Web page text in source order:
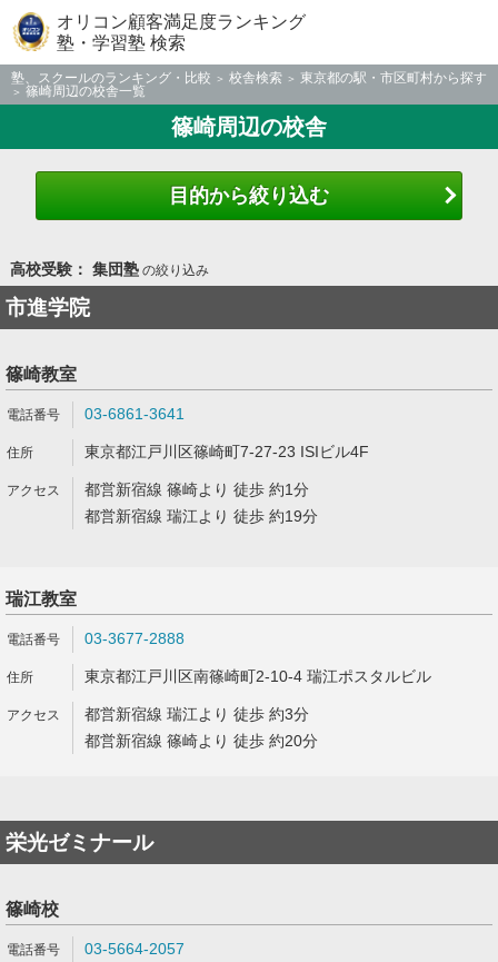
オリコン顧客満足度ランキング
塾・学習塾 検索
塾、スクールのランキング・比較 校舎検索
東京都の駅・市区町村から探す
篠崎周辺の校舎一覧
篠崎周辺の校舎
目的から絞り込む
高校受験： 集団塾の絞り込み
市進学院
篠崎教室
03-6861-3641
東京都江戸川区篠崎町7-27-23 ISIビル4F
都営新宿線 篠崎より 徒歩 約1分
都営新宿線 瑞江より 徒歩 約19分
瑞江教室
03-3677-2888
東京都江戸川区南篠崎町2-10-4 瑞江ポスタルビル
都営新宿線 瑞江より 徒歩 約3分
都営新宿線 篠崎より 徒歩 約20分
栄光ゼミナール
篠崎校
03-5664-2057